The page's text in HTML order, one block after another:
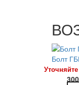
Болт
300